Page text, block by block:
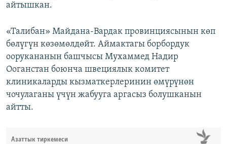
айтышкан.
«Талибан» Майдана-Вардак провинциясынын көп
бөлүгүн көзөмөлдөйт. Аймактагы борбордук
оорукананын башчысы Мухаммед Надир
Ооганстан боюнча швециялык комитет
клиникаларды кызматкерлеринин өмүрүнөн
чочулаганы үчүн жабууга аргасыз болушканын
айтты.
Азаттык тиркемеси